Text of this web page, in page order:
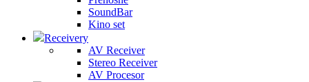
SoundBar
Kino set
Receivery
AV Receiver
Stereo Receiver
AV Procesor